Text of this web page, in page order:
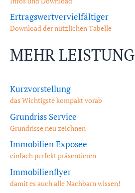
Ertragswertvervielfältiger
Download der nützlichen Tabelle
MEHR LEISTUNG
Kurzvorstellung
das Wichtigste kompakt vorab
Grundriss Service
Grundrisse neu zeichnen
Immobilien Exposee
einfach perfekt präsentieren
Immobilienflyer
damit es auch alle Nachbarn wissen!